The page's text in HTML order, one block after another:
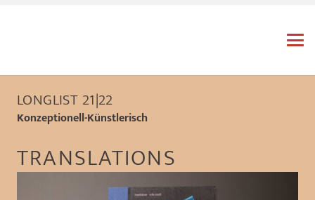
LONGLIST 21|22
Konzeptionell-Künstlerisch
TRANSLATIONS